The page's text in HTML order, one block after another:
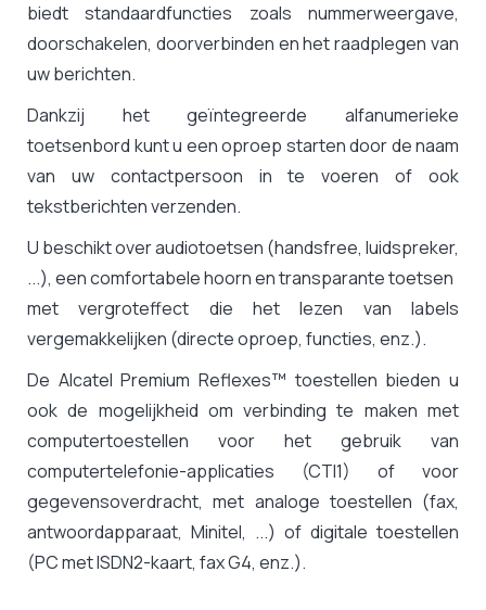
biedt standaardfuncties zoals nummerweergave,
doorschakelen, doorverbinden en het raadplegen van
uw berichten.
Dankzij het geïntegreerde alfanumerieke
toetsenbord kunt u een oproep starten door de naam
van uw contactpersoon in te voeren of ook
tekstberichten verzenden.
U beschikt over audiotoetsen (handsfree, luidspreker,
...), een comfortabele hoorn en transparante toetsen
met vergroteffect die het lezen van labels
vergemakkelijken (directe oproep, functies, enz.).
De Alcatel Premium Reflexes™ toestellen bieden u
ook de mogelijkheid om verbinding te maken met
computertoestellen voor het gebruik van
computertelefonie-applicaties (CTI1) of voor
gegevensoverdracht, met analoge toestellen (fax,
antwoordapparaat, Minitel, ...) of digitale toestellen
(PC met ISDN2-kaart, fax G4, enz.).